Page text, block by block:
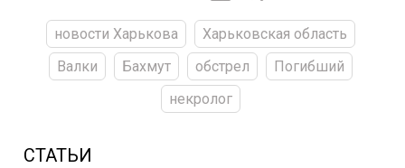
новости Харькова
Харьковская область
Валки
Бахмут обстрел
Погибший
некролог
СТАТЬИ